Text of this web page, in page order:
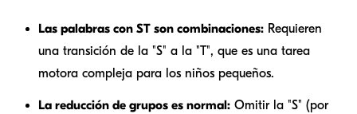
Las palabras con ST son combinaciones: Requieren
una transición de la "S" a la "T", que es una tarea
motora compleja para los niños pequeños.
La reducción de grupos es normal: Omitir la "S" (por